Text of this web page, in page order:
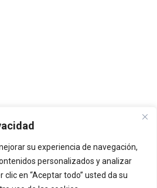
su experiencia de navegación,
personalizados y analizar
en “Aceptar todo” usted da su